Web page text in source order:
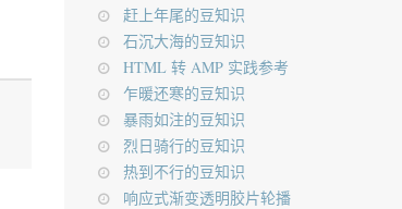
赶上年尾的豆知识
石沉大海的豆知识
HTML 转 AMP 实践参考
乍暖还寒的豆知识
暴雨如注的豆知识
烈日骑行的豆知识
热到不行的豆知识
响应式渐变透明胶片轮播